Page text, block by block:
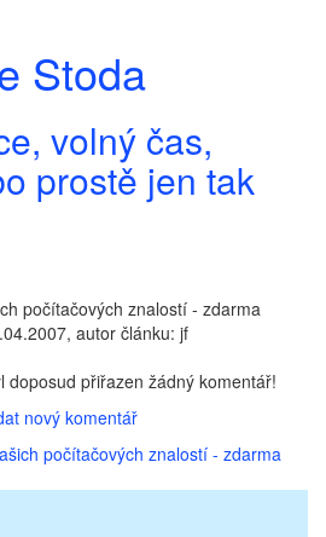
Stoda
volný čas,
prostě jen tak
počítačových znalostí - zdarma
autor článku: jf
doposud přiřazen žádný komentář!
nový komentář
počítačových znalostí - zdarma